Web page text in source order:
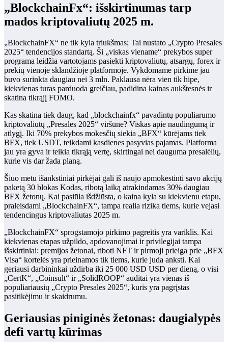
„BlockchainFx“: išskirtinumas tarp
mados kriptovaliutų 2025 m.
„BlockchainFX“ ne tik kyla triukšmas; Tai nustato „Crypto Presales
2025“ tendencijos standartą. Ši „viskas viename“ prekybos super
programa leidžia vartotojams pasiekti kriptovaliutų, atsargų, forex ir
prekių vienoje sklandžioje platformoje. Vykdomame pirkime jau
buvo surinkta daugiau nei 3 mln. Paklausa nėra vien tik hipe,
kiekvienas turas parduoda greičiau, padidina kainas aukštesnės ir
skatina tikrąjį FOMO.
Kas skatina tiek daug, kad „blockchainfx“ pavadintų populiarumo
kriptovaliutų „Presales 2025“ viršūne? Viskas apie naudingumą ir
atlygį. Iki 70% prekybos mokesčių siekia „BFX“ kūrėjams tiek
BFX, tiek USDT, teikdami kasdienes pasyvias pajamas. Platforma
jau yra gyva ir teikia tikrąją vertę, skirtingai nei dauguma presalėlių,
kurie vis dar žada planą.
Šiuo metu išankstiniai pirkėjai gali iš naujo apmokestinti savo akcijų
paketą 30 blokas Kodas, ribotą laiką atrakindamas 30% daugiau
BFX žetonų. Kai pasiūla išdžiūsta, o kaina kyla su kiekvienu etapu,
praleisdami „BlockchainFX“, tampa realia rizika tiems, kurie vejasi
tendencingus kriptovaliutas 2025 m.
„BlockchainFX“ sprogstamojo pirkimo pagreitis yra variklis. Kai
kiekvienas etapas užpildo, apdovanojimai ir privilegijai tampa
išskirtiniai: premijos žetonai, riboti NFT ir pirmoji prieiga prie „BFX
Visa“ kortelės yra prieinamos tik tiems, kurie juda anksti. Kai
geriausi darbininkai uždirba iki 25 000 USD USD per dieną, o visi
„CertK“, „Coinsult“ ir „SolidROOP“ auditai yra vienas iš
populiariausių „Crypto Presales 2025“, kuris yra pagrįstas
pasitikėjimu ir skaidrumu.
Geriausias piniginės žetonas: daugialypės
defi vartų kūrimas